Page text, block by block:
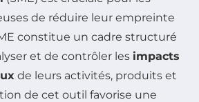
de réduire leur empreinte
constitue un cadre structuré
et de contrôler les impacts
de leurs activités, produits et
de cet outil favorise une